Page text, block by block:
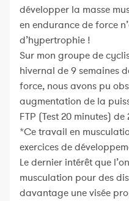
développer la masse
en endurance de force
d’hypertrophie !
Sur mon groupe de
hivernal de 9 semaines
force, nous avons pu
augmentation de la
FTP (Test 20 minutes)
*Ce travail en
exercices de
Le dernier intérêt que
musculation pour des
davantage une visée